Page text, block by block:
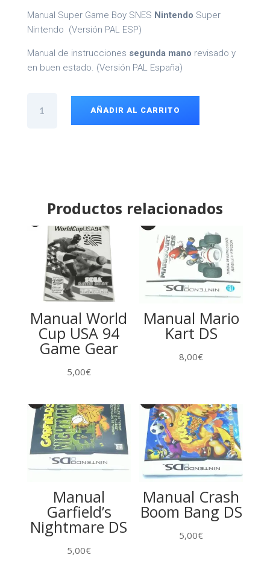
Manual Super Game Boy SNES Nintendo Super
Nintendo (Versión PAL ESP)
Manual de instrucciones segunda mano revisado y
en buen estado. (Versión PAL España)
Super
AÑADIR AL CARRITO
Productos relacionados
Manual World
Cup USA 94
Game Gear
5,00€
Manual Mario
Kart DS
8,00€
Manual
Garfield’s
Nightmare DS
5,00€
Manual Crash
Boom Bang DS
5,00€